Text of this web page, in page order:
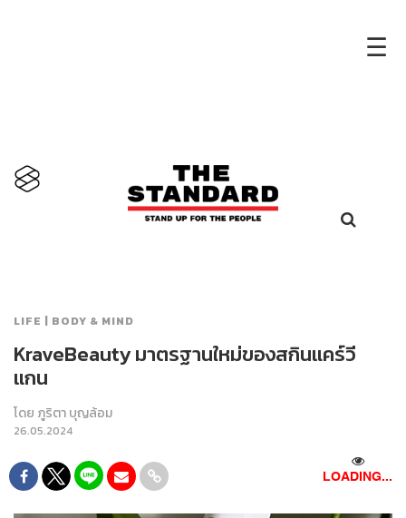
☰
LIFE | BODY & MIND
KraveBeauty มาตรฐานใหม่ของสกินแคร์วี
แกน
โดย ภูริตา บุญล้อม
26.05.2024
LOADING...